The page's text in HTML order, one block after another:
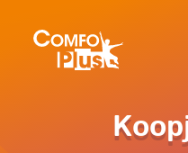
navigatieComfoPlus